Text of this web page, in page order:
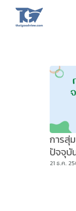
content
การสุ่
ปัจจุบั
21 ธ.ค.